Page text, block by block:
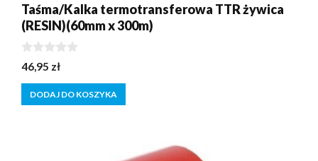
Taśma/Kalka termotransferowa TTR żywica
(RESIN)(60mm x 300m)
0
z
5
46,95 zł
DODAJ DO KOSZYKA